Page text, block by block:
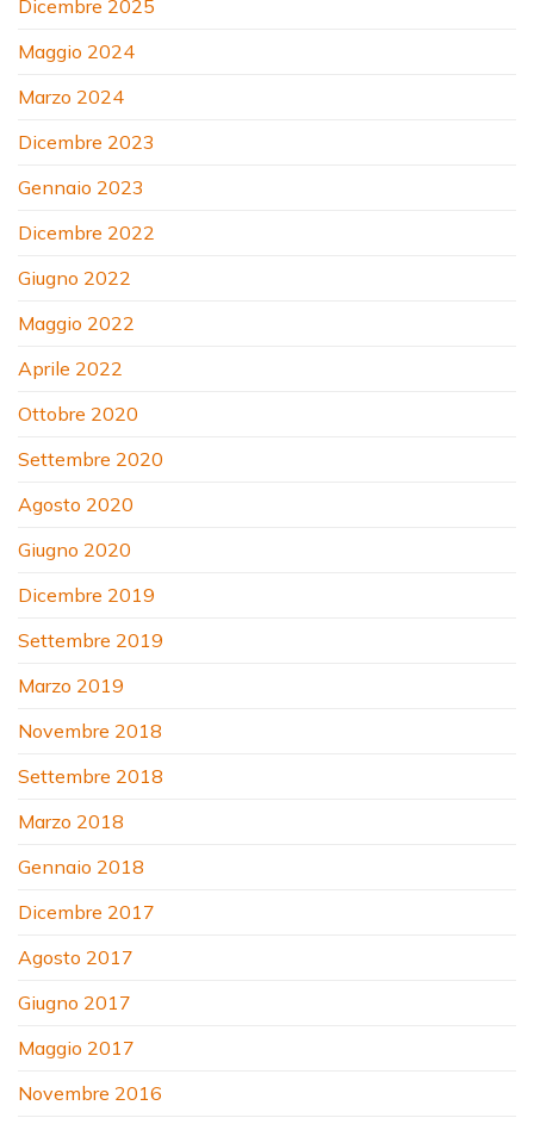
Dicembre 2025
Maggio 2024
Marzo 2024
Dicembre 2023
Gennaio 2023
Dicembre 2022
Giugno 2022
Maggio 2022
Aprile 2022
Ottobre 2020
Settembre 2020
Agosto 2020
Giugno 2020
Dicembre 2019
Settembre 2019
Marzo 2019
Novembre 2018
Settembre 2018
Marzo 2018
Gennaio 2018
Dicembre 2017
Agosto 2017
Giugno 2017
Maggio 2017
Novembre 2016